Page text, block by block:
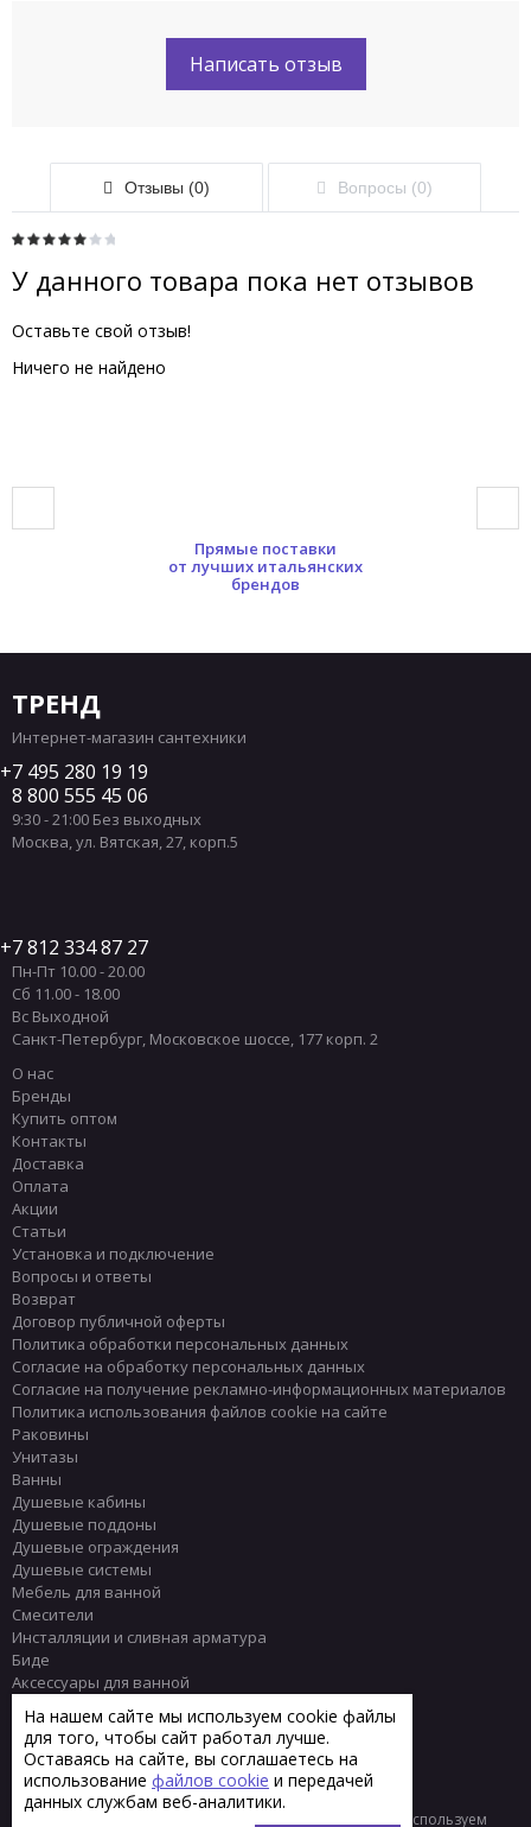
Написать отзыв
Отзывы (0) Вопросы (0)
У данного товара пока нет отзывов
Оставьте свой отзыв!
Ничего не найдено
Прямые поставки
от лучших итальянских
брендов
ТРЕНД
Интернет-магазин сантехники
7 495 280 19 19
8 800 555 45 06
9:30 - 21:00 Без выходных
Москва,ул. Вятская, 27, корп.5
7 812 334 87 27
Пн-Пт 10.00 - 20.00
Сб 11.00 - 18.00
Вс Выходной
Санкт-Петербург, Московское шоссе, 177 корп. 2
О нас
Бренды
Купить оптом
Контакты
Доставка
Оплата
Акции
Статьи
Установка и подключение
Вопросы и ответы
Возврат
Договор публичной оферты
Политика обработки персональных данных
Согласие на обработку персональных данных
Согласие на получение рекламно-информационных материалов
Политика использования файлов cookie на сайте
Раковины
Унитазы
Ванны
Душевые кабины
Душевые поддоны
Душевые ограждения
Душевые системы
Мебель для ванной
Смесители
Инсталляции и сливная арматура
Биде
Аксессуары для ванной
Полотенцесушители
Комплектующие
Плитка
© 2013 - 2026 Интернет-магазин сантехники Тренд Мы используем
На нашем сайте мы используем cookie файлы
для того, чтобы сайт работал лучше.
Оставаясь на сайте, вы соглашаетесь на
использование файлов cookie и передачей
данных службам веб-аналитики.